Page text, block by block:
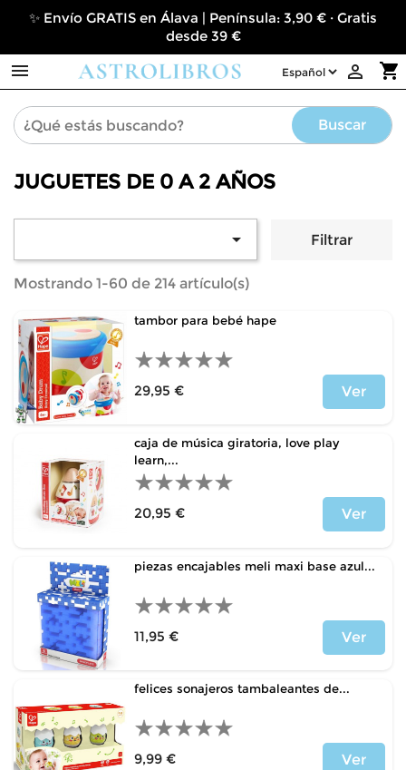
✨ Envío GRATIS en Álava | Península: 3,90 € · Gratis
desde 39 €
 shopping_cart

Buscar
JUGUETES DE 0 A 2 AÑOS
 Filtrar
Mostrando 1-60 de 214 artículo(s)
tambor para bebé hape
29,95 €
Ver
caja de música giratoria, love play
learn,...
20,95 €
Ver
piezas encajables meli maxi base azul...
11,95 €
Ver
felices sonajeros tambaleantes de...
9,99 €
Ver